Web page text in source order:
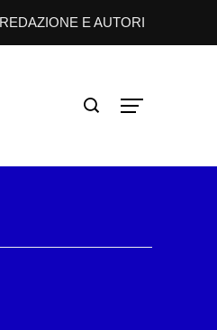
REDAZIONE E AUTORI